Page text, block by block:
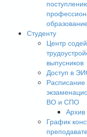
образование
Студенту
Центр
выпусников
Доступ в
Расписание
ВО и СПО
Архив
График